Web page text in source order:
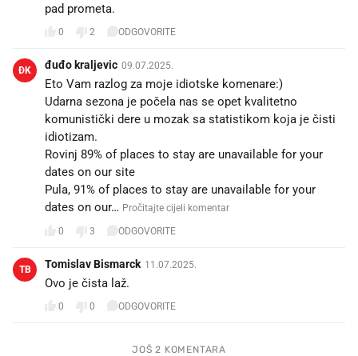
pad prometa.
0 2 ODGOVORITE
ĐK đuđo kraljevic 09.07.2025.
Eto Vam razlog za moje idiotske komenare:)
Udarna sezona je počela nas se opet kvalitetno
komunistički dere u mozak sa statistikom koja je čisti
idiotizam.
Rovinj 89% of places to stay are unavailable for your
dates on our site
Pula, 91% of places to stay are unavailable for your
dates on our… Pročitajte cijeli komentar
0 3 ODGOVORITE
TB Tomislav Bismarck 11.07.2025.
Ovo je čista laž.
0 0 ODGOVORITE
JOŠ 2 KOMENTARA